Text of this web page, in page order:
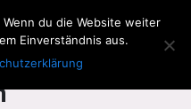
du die Website weiter
Einverständnis aus.